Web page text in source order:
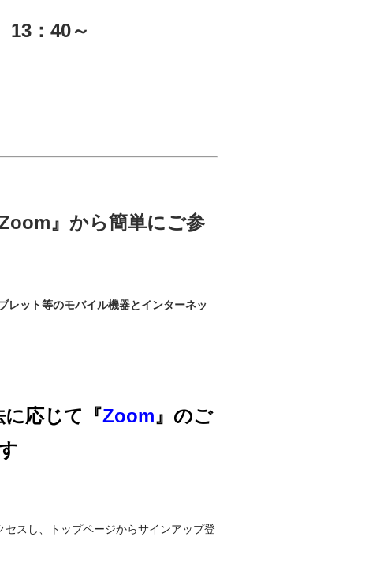
13：40～
』 から簡単にご参
レット等のモバイル機器とインターネッ
に応じて『Zoom』のご
セスし、トップページからサインアップ登